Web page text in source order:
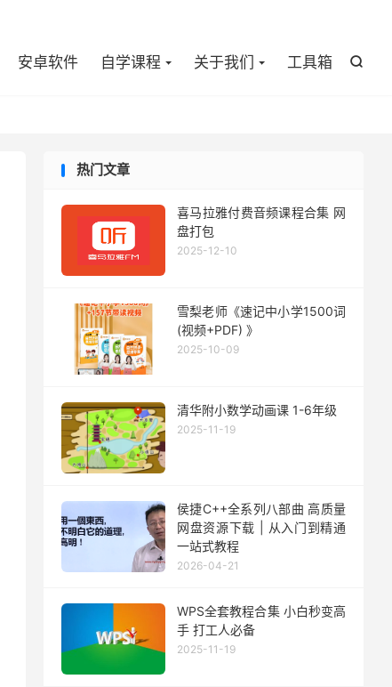

安卓软件 自学课程 关于我们 工具箱
热门文章
喜马拉雅付费音频课程合集 网
盘打包
2025-12-10
雪梨老师《速记中小学1500词
(视频+PDF) 》
2025-10-09
清华附小数学动画课 1-6年级
2025-11-19
侯捷C++全系列八部曲 高质量
网盘资源下载 | 从入门到精通
一站式教程
2026-04-21
WPS全套教程合集 小白秒变高
手 打工人必备
2025-11-19